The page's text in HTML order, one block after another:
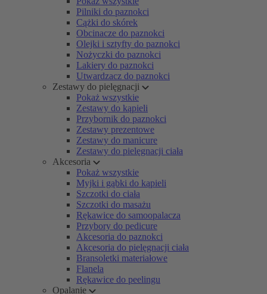
Pilniki do paznokci
Cążki do skórek
Obcinacze do paznokci
Olejki i sztyfty do paznokci
Nożyczki do paznokci
Lakiery do paznokci
Utwardzacz do paznokci
Zestawy do pielęgnacji
Pokaż wszystkie
Zestawy do kąpieli
Przybornik do paznokci
Zestawy prezentowe
Zestawy do manicure
Zestawy do pielęgnacji ciała
Akcesoria
Pokaż wszystkie
Myjki i gąbki do kąpieli
Szczotki do ciała
Szczotki do masażu
Rękawice do samoopalacza
Przybory do pedicure
Akcesoria do paznokci
Akcesoria do pielęgnacji ciała
Bransoletki materiałowe
Flanela
Rękawice do peelingu
Opalanie